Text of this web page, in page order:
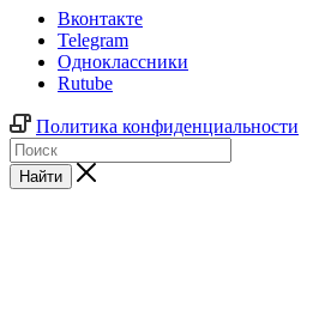
Вконтакте
Telegram
Одноклассники
Rutube
Политика конфиденциальности
Найти